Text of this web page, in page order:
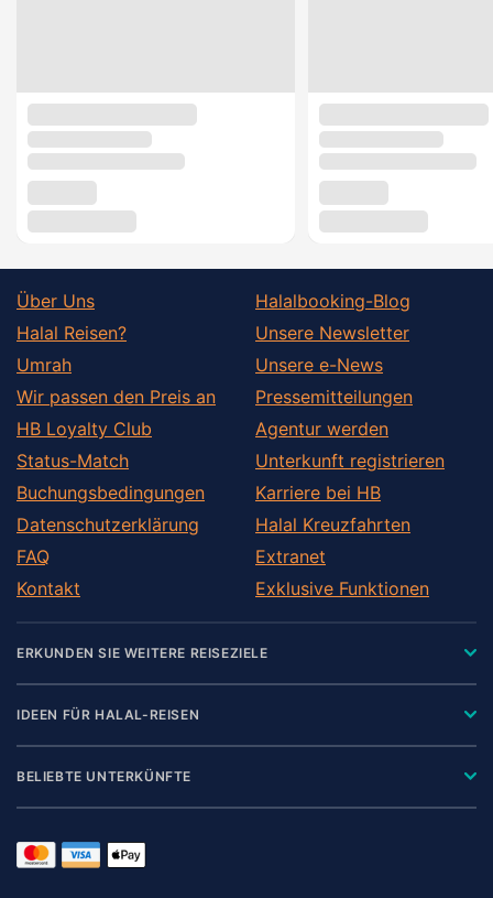
Über Uns
Halal Reisen?
Umrah
Wir passen den Preis an
HB Loyalty Club
Status-Match
Buchungsbedingungen
Datenschutzerklärung
FAQ
Kontakt
Halalbooking-Blog
Unsere Newsletter
Unsere e-News
Pressemitteilungen
Agentur werden
Unterkunft registrieren
Karriere bei HB
Halal Kreuzfahrten
Extranet
Exklusive Funktionen
ERKUNDEN SIE WEITERE REISEZIELE
IDEEN FÜR HALAL-REISEN
BELIEBTE UNTERKÜNFTE